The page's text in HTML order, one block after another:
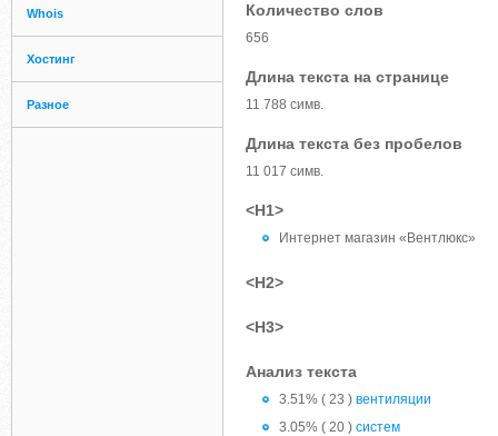
Whois
Хостинг
Разное
Количество слов
656
Длина текста на странице
11 788 симв.
Длина текста без пробелов
11 017 симв.
<H1>
Интернет магазин «Вентлюкс»
<H2>
<H3>
Анализ текста
3.51% ( 23 ) вентиляции
3.05% ( 20 ) систем